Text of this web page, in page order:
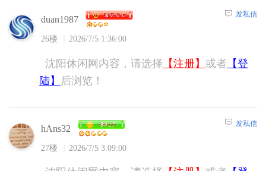
duan1987
26楼 2026/7/5 1:36:00
发私信
沈阳休闲网内容，请选择 【注册】 或者 【登
陆】
后浏览！
hAns32
27楼 2026/7/5 3:09:00
发私信